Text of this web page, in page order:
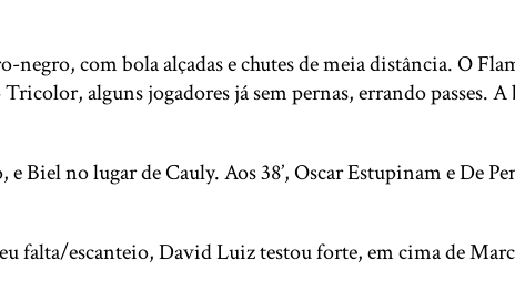
negro, com bola alçadas e chutes de meia distância. O
alguns jogadores já sem pernas, errando passes.
Biel no lugar de Cauly. Aos 38’, Oscar Estupinam e De
falta/escanteio, David Luiz testou forte, em cima de